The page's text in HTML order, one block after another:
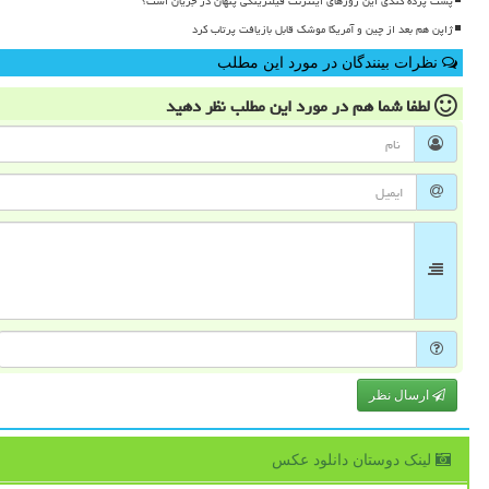
ژاپن هم بعد از چین و آمریکا موشک قابل بازیافت پرتاب کرد
نظرات بینندگان در مورد این مطلب
لطفا شما همدر مورد این مطلبنظر دهید
ارسال نظر
لینک دوستان دانلود عكس